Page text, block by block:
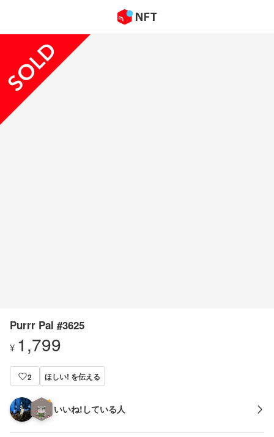
Purrr Pal #3625
¥ 1,799
2 ほしい! を伝える
いいね!している人